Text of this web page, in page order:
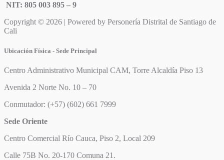
NIT: 805 003 895 – 9
Copyright © 2026 | Powered by Personería Distrital de Santiago de
Cali
Ubicación Física - Sede Principal
Centro Administrativo Municipal CAM, Torre Alcaldía Piso 13
Avenida 2 Norte No. 10 – 70
Conmutador: (+57) (602) 661 7999
Sede Oriente
Centro Comercial Río Cauca, Piso 2, Local 209
Calle 75B No. 20-170 Comuna 21.